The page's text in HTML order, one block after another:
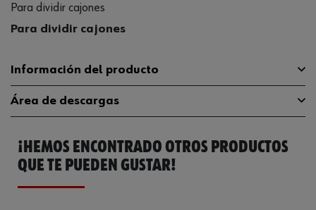
Para dividir cajones
Para dividir cajones
Información del producto
Profundidad 365 mm
Material ALMG3
Color
Área de descargas
Catálogo General 096341048
Ficha Técnica
¡HEMOS ENCONTRADO OTROS PRODUCTOS
QUE TE PUEDEN GUSTAR!